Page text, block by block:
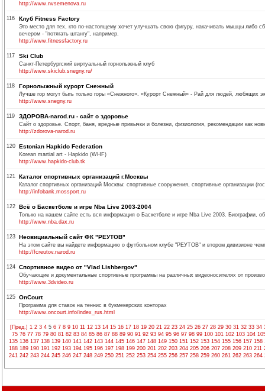
http://www.nvsemenova.ru
116 Клуб Fitness Factory
Это место для тех, кто по-настоящему хочет улучшать свою фигуру, накачивать мышцы либо
вечером - "потягать штангу", например.
http://www.fitnessfactory.ru
117 Ski Club
Санкт-Петербургский виртуальный горнолыжный клуб
http://www.skiclub.snegny.ru/
118 Горнолыжный курорт Снежный
Лучше гор могут быть только горы «Снежного». «Курорт Снежный» - Рай для людей, любящих
http://www.snegny.ru
119 ЗДОРОВА-narod.ru - сайт о здоровье
Сайт о здоровье. Cпорт, баня, вредные привычки и болезни, физиология, рекомендации как
http://zdorova-narod.ru
120 Estonian Hapkido Federation
Korean martial art - Hapkido (WHF)
http://www.hapkido-club.tk
121 Каталог спортивных организаций г.Москвы
Каталог спортивных организаций Москвы: спортивные сооружения, спортивные организации
http://infobank.mossport.ru
122 Всё о Баскетболе и игре Nba Live 2003-2004
Только на нашем сайте есть вся информация о Баскетболе и игре Nba Live 2003. Биографии,
http://www.nba.dax.ru
123 Неовициальный сайт ФК "РЕУТОВ"
На этом сайте вы найдете информацию о футбольном клубе "РЕУТОВ" и втором дивизионе
http://fcreutov.narod.ru
124 Спортивное видео от "Vlad Lishbergov"
Обучающие и документальные спортивные программы на различных видеоносителях от
http://www.3dvideo.ru
125 OnCourt
Программа для ставок на теннис в букмекерских конторах
http://www.oncourt.info/index_rus.html
[Пред.] 1 2 3 4 5 6 7 8 9 10 11 12 13 14 15 16 17 18 19 20 21 22 23 24 25 26 27 28 29 30 31 32 33 34
75 76 77 78 79 80 81 82 83 84 85 86 87 88 89 90 91 92 93 94 95 96 97 98 99 100 101 102 103 104
135 136 137 138 139 140 141 142 143 144 145 146 147 148 149 150 151 152 153 154 155 156 157 158
188 189 190 191 192 193 194 195 196 197 198 199 200 201 202 203 204 205 206 207 208 209 210 211
241 242 243 244 245 246 247 248 249 250 251 252 253 254 255 256 257 258 259 260 261 262 263 264